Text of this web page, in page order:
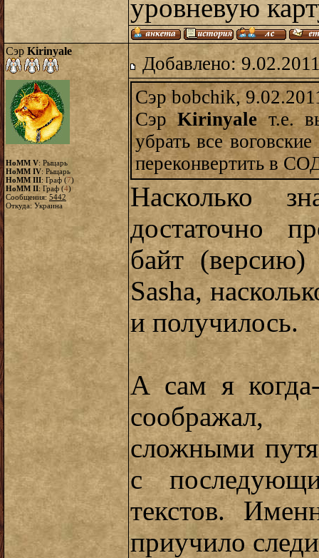
уровневую
Сэр Kirinyale
HoMM V: Рыцарь
HoMM IV: Рыцарь
HoMM III: Граф (7)
HoMM II: Граф (4)
Сообщения: 5442
Откуда: Украина
Добавлено:
Сэр bobchik,
СэрKirinyaleт.е.
убрать все
переконвертить в
Насколько
достаточно
байт
Sasha,
и получилось.
А сам я
соображал,
сложными
с
текстов.
приучило